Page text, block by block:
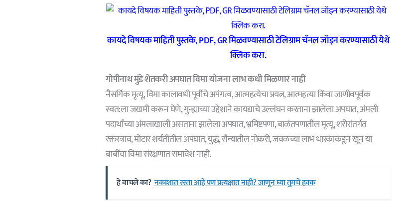
कायदे विषयक माहिती पुस्तके, PDF, GR मिळवण्यासाठी टेलिग्राम चॅनल जॉइन करण्यासाठी येथे
क्लिक करा.
गोपीनाथ मुंडे शेतकरी अपघात विमा योजनालाभ कधी मिळणार नाही
नैसर्गिक मृत्यू, विमा कालावधी पूर्वीचे अपंगत्व, आत्महत्येचा प्रयत्न, आत्महत्या किंवा जाणीवपूर्वक
स्वत:ला जखमी करून घेणे, गुन्ह्याच्या उद्देशाने कायद्याचे उल्लंघन करताना झालेला अपघात, अंमली
पदार्थांच्या अंमलाखाली असताना झालेला अपघात, भ्रमिष्टपणा, बाळंतपणातील मृत्यू, शरीरांतर्गत
रक्तस्त्राव, मोटार शर्यतीतील अपघात, युद्ध, सैन्यातील नोकरी, जवळच्या लाभ धारकाकडून खून या
बाबींचा विमा संरक्षणात समावेश नाही.
हे वाचले का? नकाशात रस्ता आहे पण प्रत्यक्षात नाही? जाणून घ्या तुमचे हक्क